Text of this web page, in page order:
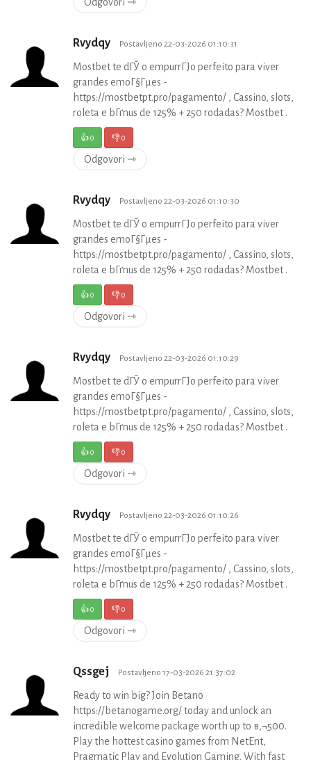
Odgovori ⇾
Rvydqy Postavljeno 22-03-2026 01:10:31
Mostbet te dГЎ o empurrГЈo perfeito para viver
grandes emoГ§Гµes -
https://mostbetpt.pro/pagamento/ , Cassino, slots,
roleta e bГґnus de 125% + 250 rodadas? Mostbet .
👍0 👎0
Odgovori ⇾
Rvydqy Postavljeno 22-03-2026 01:10:30
Mostbet te dГЎ o empurrГЈo perfeito para viver
grandes emoГ§Гµes -
https://mostbetpt.pro/pagamento/ , Cassino, slots,
roleta e bГґnus de 125% + 250 rodadas? Mostbet .
👍0 👎0
Odgovori ⇾
Rvydqy Postavljeno 22-03-2026 01:10:29
Mostbet te dГЎ o empurrГЈo perfeito para viver
grandes emoГ§Гµes -
https://mostbetpt.pro/pagamento/ , Cassino, slots,
roleta e bГґnus de 125% + 250 rodadas? Mostbet .
👍0 👎0
Odgovori ⇾
Rvydqy Postavljeno 22-03-2026 01:10:26
Mostbet te dГЎ o empurrГЈo perfeito para viver
grandes emoГ§Гµes -
https://mostbetpt.pro/pagamento/ , Cassino, slots,
roleta e bГґnus de 125% + 250 rodadas? Mostbet .
👍0 👎0
Odgovori ⇾
Qssgej Postavljeno 17-03-2026 21:37:02
Ready to win big? Join Betano
https://betanogame.org/ today and unlock an
incredible welcome package worth up to в‚¬500.
Play the hottest casino games from NetEnt,
Pragmatic Play and Evolution Gaming. With fast